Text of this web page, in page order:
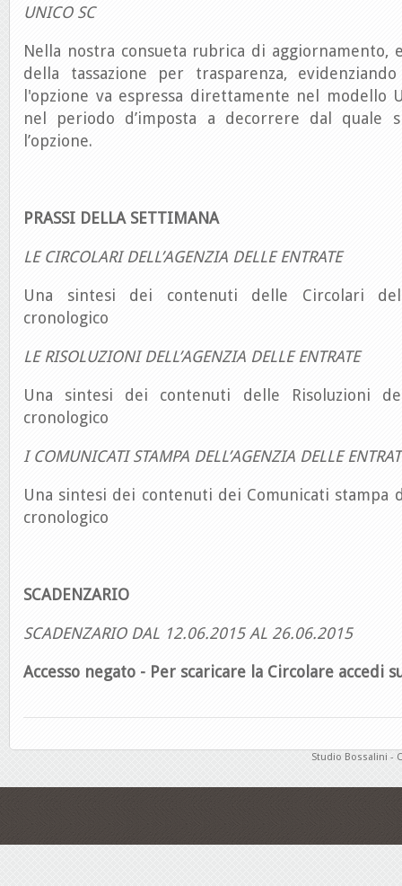
UNICO SC
Nella nostra consueta rubrica di aggiornamento,
della tassazione per trasparenza,
l'opzione va espressa direttamente nel modello
nel periodo d’imposta a decorrere dal quale
l’opzione.
PRASSI DELLA SETTIMANA
LE CIRCOLARI DELL’AGENZIA DELLE ENTRATE
Una sintesi dei contenuti delle Circolari
cronologico
LE RISOLUZIONI DELL’AGENZIA DELLE ENTRATE
Una sintesi dei contenuti delle Risoluzioni
cronologico
I COMUNICATI STAMPA DELL’AGENZIA DELLE
Una sintesi dei contenuti dei Comunicati stampa
cronologico
SCADENZARIO
SCADENZARIO DAL 12.06.2015 AL 26.06.2015
Accesso negato - Per scaricare la Circolare accedi
Studio Bossalini -